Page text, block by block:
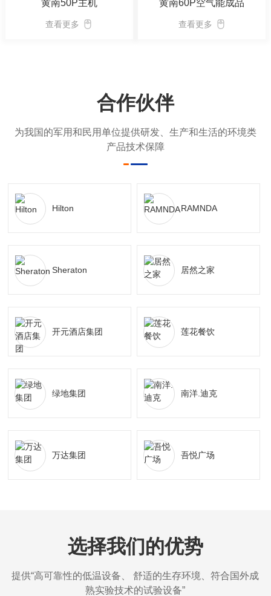
黄南50P主机
查看更多
黄南60P空气能成品
查看更多
合作伙伴
为我国的军用和民用单位提供研发、生产和生活的环境类
产品技术保障
Hilton RAMNDA
Sheraton 居然之家
开元酒店集团 莲花餐饮
绿地集团 南洋.迪克
万达集团 吾悦广场
选择我们的优势
提供“高可靠性的低温设备、 舒适的生存环境、符合国外成
熟实验技术的试验设备”